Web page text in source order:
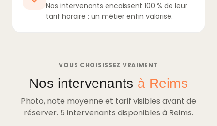
Nos intervenants encaissent 100 % de leur
tarif horaire : un métier enfin valorisé.
VOUS CHOISISSEZ VRAIMENT
Nos intervenants à Reims
Photo, note moyenne et tarif visibles avant de
réserver. 5 intervenants disponibles à Reims.